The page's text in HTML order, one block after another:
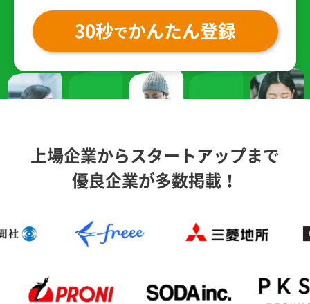
30秒でかんたん登録
上場企業からスタートアップまで
優良企業が多数掲載！